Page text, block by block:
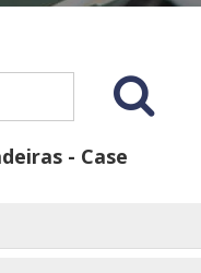
- Case